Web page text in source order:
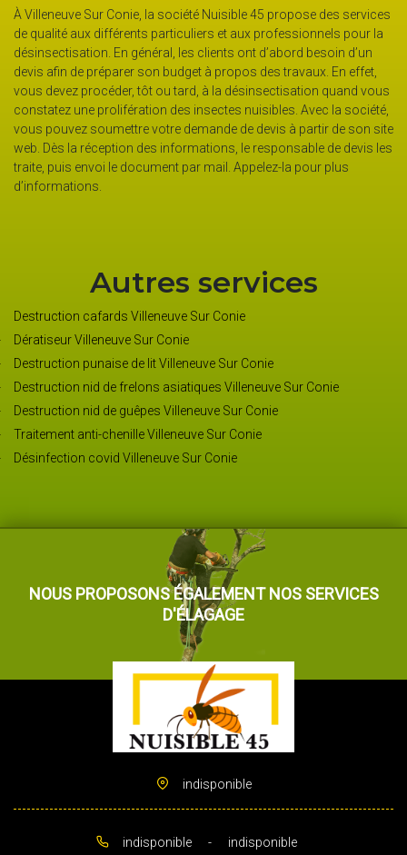
À Villeneuve Sur Conie, la société Nuisible 45 propose des services
de qualité aux différents particuliers et aux professionnels pour la
désinsectisation. En général, les clients ont d’abord besoin d’un
devis afin de préparer son budget à propos des travaux. En effet,
vous devez procéder, tôt ou tard, à la désinsectisation quand vous
constatez une prolifération des insectes nuisibles. Avec la société,
vous pouvez soumettre votre demande de devis à partir de son site
web. Dès la réception des informations, le responsable de devis les
traite, puis envoi le document par mail. Appelez-la pour plus
d’informations.
Autres services
Destruction cafards Villeneuve Sur Conie
Dératiseur Villeneuve Sur Conie
Destruction punaise de lit Villeneuve Sur Conie
Destruction nid de frelons asiatiques Villeneuve Sur Conie
Destruction nid de guêpes Villeneuve Sur Conie
Traitement anti-chenille Villeneuve Sur Conie
Désinfection covid Villeneuve Sur Conie
NOUS PROPOSONS ÉGALEMENT NOS SERVICES
D'ÉLAGAGE
indisponible
indisponible - indisponible